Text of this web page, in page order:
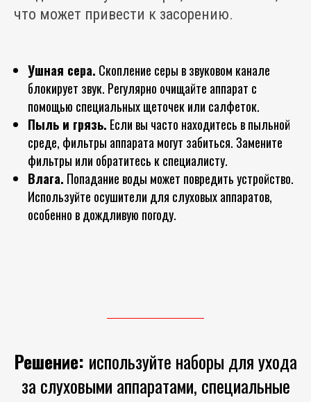
что может привести к засорению.
Ушная сера. Скопление серы в звуковом канале
блокирует звук. Регулярно очищайте аппарат с
помощью специальных щеточек или салфеток.
Пыль и грязь. Если вы часто находитесь в пыльной
среде, фильтры аппарата могут забиться. Замените
фильтры или обратитесь к специалисту.
Влага. Попадание воды может повредить устройство.
Используйте осушители для слуховых аппаратов,
особенно в дождливую погоду.
Решение: используйте наборы для ухода
за слуховыми аппаратами, специальные